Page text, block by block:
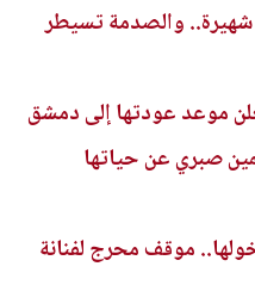
والصدمة تسيطر
موعد عودتها إلى دمشق
صبري عن حياتها
موقف محرج لفنانة